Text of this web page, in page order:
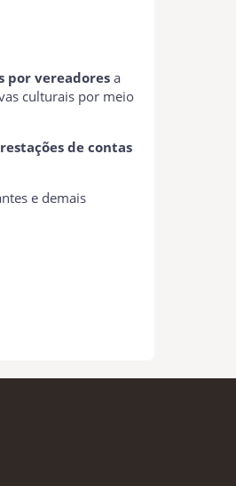
por vereadores a
culturais por meio
de contas
e demais